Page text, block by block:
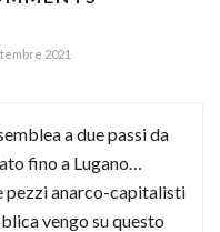
2021
a due passi da
fino a Lugano…
pezzi anarco-capitalisti
vengo su questo